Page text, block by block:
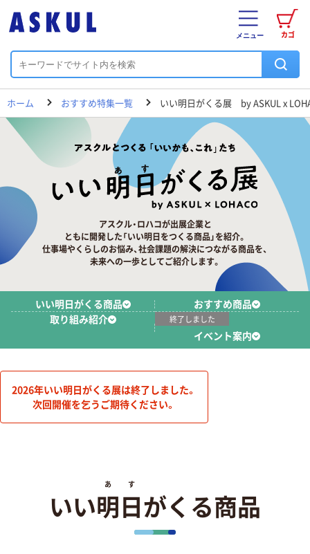
カゴ
メニュー
ホーム おすすめ特集一覧 いい明日がくる展 by ASKUL x
アスクル・ロハコが出展企業と
ともに開発した「いい明日をつくる商品」を紹介。
仕事場やくらしのお悩み、社会課題の解決につながる商品を、
未来への一歩としてご紹介します。
いい明日がくる商品
おすすめ商品
取り組み紹介
終了しました
イベント案内
2026年いい明日がくる展は終了しました。
次回開催を乞うご期待ください。
いい明
あ
日
す
がくる商品